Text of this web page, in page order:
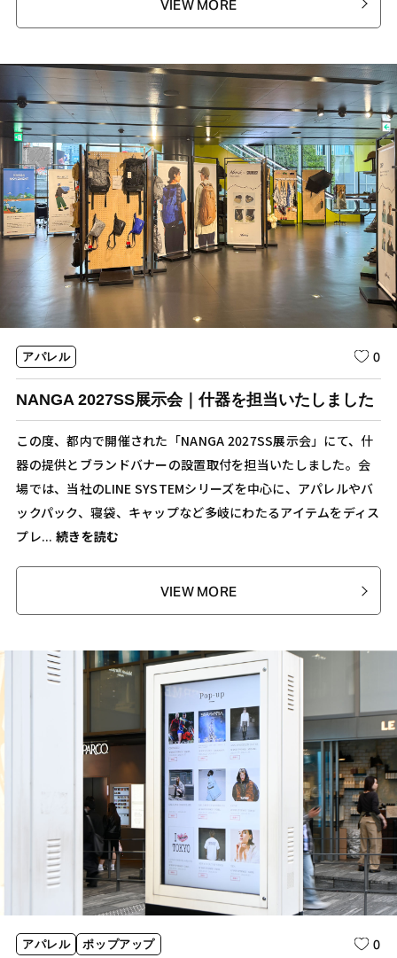
VIEW MORE
アパレル 0
NANGA 2027SS展示会｜什器を担当いたしました
この度、都内で開催された「NANGA 2027SS展示会」にて、什
器の提供とブランドバナーの設置取付を担当いたしました。会
場では、当社のLINE SYSTEMシリーズを中心に、アパレルやバ
ックパック、寝袋、キャップなど多岐にわたるアイテムをディス
プレ...続きを読む
VIEW MORE
アパレル ポップアップ 0